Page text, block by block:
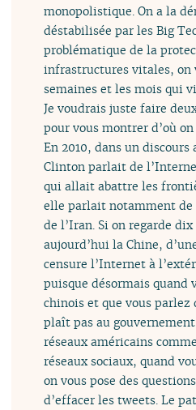
monopolistique. On a la
déstabilisée par les Big
problématique de la
infrastructures vitales, on
semaines et les mois qui
Je voudrais juste faire
pour vous montrer d’où
En 2010, dans un
Clinton parlait de
qui allait abattre les
elle parlait notamment de
de l’Iran. Si on regarde
aujourd’hui la Chine,
censure l’Internet à
puisque désormais quand
chinois et que vous parlez
plaît pas au
réseaux américains
réseaux sociaux, quand
on vous pose des
d’effacer les tweets. Le